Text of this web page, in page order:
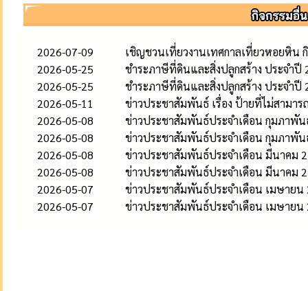
2026-07-09
เชิญชวนเที่ยวงานเทศกาลเที่ยวหอยหิน
2026-05-25
ชำระภาษีที่ดินและสิ่งปลูกสร้าง ประจำปี
2026-05-25
ชำระภาษีที่ดินและสิ่งปลูกสร้าง ประจำปี
2026-05-11
ข่าวประชาสัมพันธ์ เรื่อง ป้ายที่ไม่สามา
2026-05-08
ข่าวประชาสัมพันธ์ประจำเดือน กุมภาพัน
2026-05-08
ข่าวประชาสัมพันธ์ประจำเดือน กุมภาพัน
2026-05-08
ข่าวประชาสัมพันธ์ประจำเดือน มีนาคม
2026-05-08
ข่าวประชาสัมพันธ์ประจำเดือน มีนาคม
2026-05-07
ข่าวประชาสัมพันธ์ประจำเดือน เมษายน
2026-05-07
ข่าวประชาสัมพันธ์ประจำเดือน เมษายน